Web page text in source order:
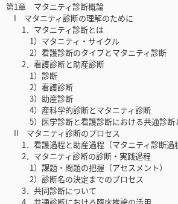
第1章 マタニティ診断概論
I マタニティ診断の理解のために
1．マタニティ診断とは
1）マタニティ・サイクル
2）看護診断のタイプとマタニティ診断
2．看護診断と助産診断
1）診断
2）看護診断
3）助産診断
4）産科学的診断とマタニティ診断
5）医学診断と看護診断における共通診断
II マタニティ診断のプロセス
1．看護過程と助産過程（マタニティ診断過
2．マタニティ診断の診断・実践過程
1）課題・問題の把握（アセスメント）
2）診断名の決定までのプロセス
3．共同診断について